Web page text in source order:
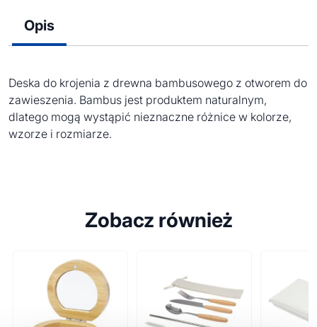
Opis
Deska do krojenia z drewna bambusowego z otworem do
zawieszenia. Bambus jest produktem naturalnym,
dlatego mogą wystąpić nieznaczne różnice w kolorze,
wzorze i rozmiarze.
Zobacz również